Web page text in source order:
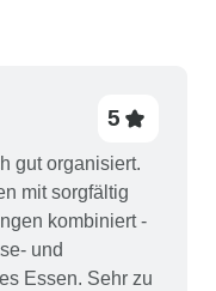
5
gut organisiert.
mit sorgfältig
kombiniert -
und
Essen. Sehr zu